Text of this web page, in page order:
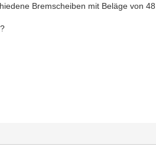
Bremscheiben mit Beläge von